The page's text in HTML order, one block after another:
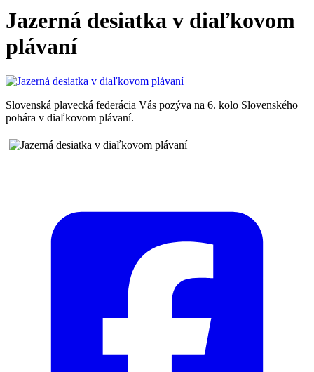
Jazerná desiatka v diaľkovom
plávaní
Slovenská plavecká federácia Vás pozýva na 6. kolo Slovenského
pohára v diaľkovom plávaní.